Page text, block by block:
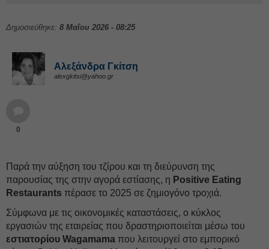
Δημοσιεύθηκε: 8 Μαΐου 2026 - 08:25
Αλεξάνδρα Γκίτση
alexgkitsi@yahoo.gr
0
Παρά την αύξηση του τζίρου και τη διεύρυνση της
παρουσίας της στην αγορά εστίασης, η Positive Eating
Restaurants πέρασε το 2025 σε ζημιογόνο τροχιά.
Σύμφωνα με τις οικονομικές καταστάσεις, ο κύκλος
εργασιών της εταιρείας που δραστηριοποιείται μέσω του
εστιατορίου Wagamama που λειτουργεί στο εμπορικό